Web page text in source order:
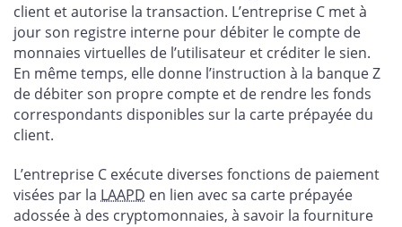
client et autorise la transaction. L’entreprise C met à
jour son registre interne pour débiter le compte de
monnaies virtuelles de l’utilisateur et créditer le sien.
En même temps, elle donne l’instruction à la banque Z
de débiter son propre compte et de rendre les fonds
correspondants disponibles sur la carte prépayée du
client.
L’entreprise C exécute diverses fonctions de paiement
visées par la LAAPD en lien avec sa carte prépayée
adossée à des cryptomonnaies, à savoir la fourniture